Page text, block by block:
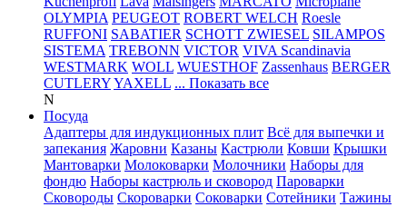
OLYMPIA PEUGEOT ROBERT WELCH Roesle
RUFFONI SABATIER SCHOTT ZWIESEL SILAMPOS
SISTEMA TREBONN VICTOR VIVA Scandinavia
WESTMARK WOLL WUESTHOF Zassenhaus BERGER
CUTLERYYAXELL ... Показать все
N
Посуда
Адаптеры для индукционных плит Всё для выпечки и
запекания Жаровни Казаны Кастрюли Ковши Крышки
Мантоварки Молоковарки Молочники Наборы для
фондю Наборы кастрюль и сковород Пароварки
Сковороды Скороварки Соковарки Сотейники Тажины